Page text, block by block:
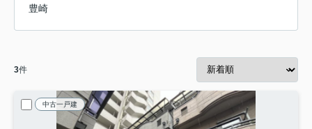
豊崎
3件
中古一戸建